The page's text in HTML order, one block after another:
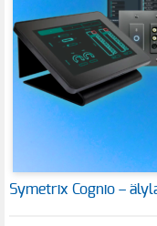
Symetrix Cognio –